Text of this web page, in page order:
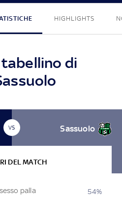
HIGHLIGHTS
di
VS Sassuolo
DEL MATCH
palla 54%